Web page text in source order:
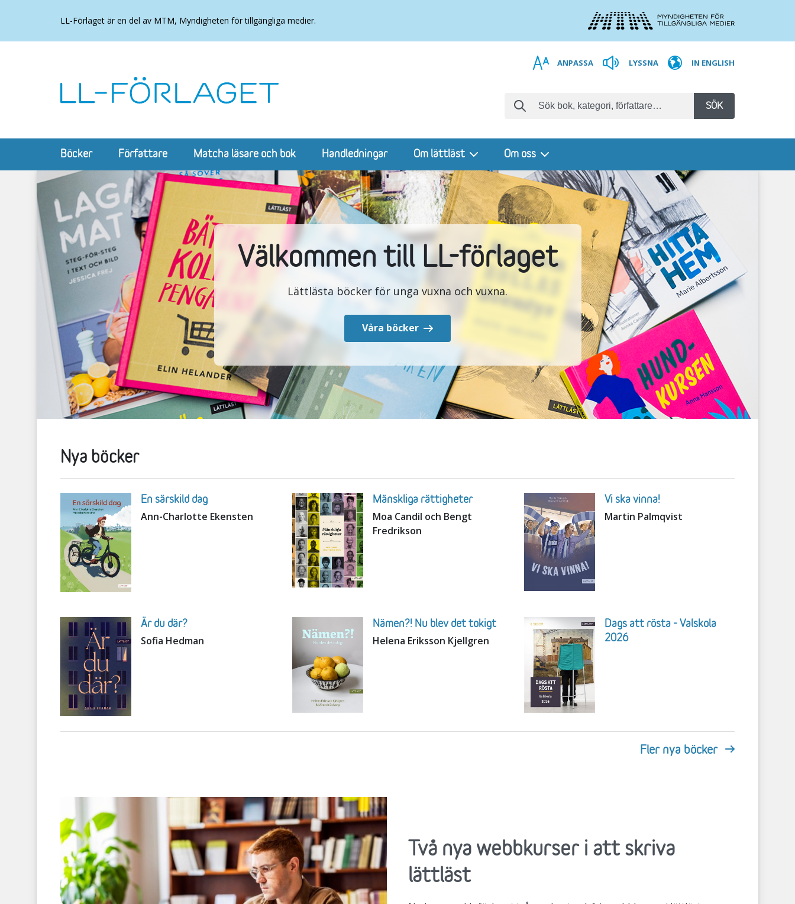
LL-Förlaget är en del av MTM, Myndigheten för tillgängliga medier.
ANPASSA LYSSNA IN ENGLISH
SÖK
Böcker Författare Matcha läsare och bok Handledningar Om lättläst Om oss
Välkommen till LL-förlaget
Lättlästa böcker för unga vuxna och vuxna.
Våra böcker
Nya böcker
En särskild dag
Ann-Charlotte Ekensten
Mänskliga rättigheter
Moa Candil och Bengt
Fredrikson
Vi ska vinna!
Martin Palmqvist
Är du där?
Sofia Hedman
Nämen?! Nu blev det tokigt
Helena Eriksson Kjellgren
Dags att rösta - Valskola
2026
Fler nya böcker
Två nya webbkurser i att skriva
lättläst